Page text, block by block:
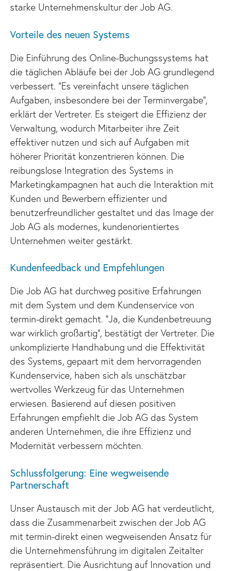
starke Unternehmenskultur der Job AG.
Vorteile des neuen Systems
Die Einführung des Online-Buchungssystems hat
die täglichen Abläufe bei der Job AG grundlegend
verbessert. “Es vereinfacht unsere täglichen
Aufgaben, insbesondere bei der Terminvergabe”,
erklärt der Vertreter. Es steigert die Effizienz der
Verwaltung, wodurch Mitarbeiter ihre Zeit
effektiver nutzen und sich auf Aufgaben mit
höherer Priorität konzentrieren können. Die
reibungslose Integration des Systems in
Marketingkampagnen hat auch die Interaktion mit
Kunden und Bewerbern effizienter und
benutzerfreundlicher gestaltet und das Image der
Job AG als modernes, kundenorientiertes
Unternehmen weiter gestärkt.
Kundenfeedback und Empfehlungen
Die Job AG hat durchweg positive Erfahrungen
mit dem System und dem Kundenservice von
termin-direkt gemacht. “Ja, die Kundenbetreuung
war wirklich großartig”, bestätigt der Vertreter. Die
unkomplizierte Handhabung und die Effektivität
des Systems, gepaart mit dem hervorragenden
Kundenservice, haben sich als unschätzbar
wertvolles Werkzeug für das Unternehmen
erwiesen. Basierend auf diesen positiven
Erfahrungen empfiehlt die Job AG das System
anderen Unternehmen, die ihre Effizienz und
Modernität verbessern möchten.
Schlussfolgerung: Eine wegweisende
Partnerschaft
Unser Austausch mit der Job AG hat verdeutlicht,
dass die Zusammenarbeit zwischen der Job AG
mit termin-direkt einen wegweisenden Ansatz für
die Unternehmensführung im digitalen Zeitalter
repräsentiert. Die Ausrichtung auf Innovation und